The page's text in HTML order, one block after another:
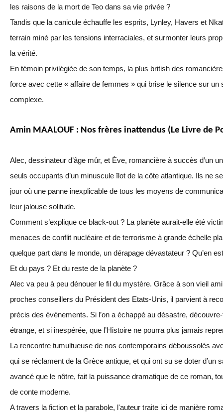
les raisons de la mort de Teo dans sa vie privée ?
Tandis que la canicule échauffe les esprits, Lynley, Havers et
terrain miné par les tensions interraciales, et surmonter leurs
la vérité.
En témoin privilégiée de son temps, la plus british des
force avec cette « affaire de femmes » qui brise le silence sur un
complexe.
Amin MAALOUF : Nos frères inattendus (Le Livre de
Alec, dessinateur d’âge mûr, et Ève, romancière à succès d’un
seuls occupants d’un minuscule îlot de la côte atlantique. Ils ne
jour où une panne inexplicable de tous les moyens de
leur jalouse solitude.
Comment s’explique ce black-out ? La planète aurait-elle été
menaces de conflit nucléaire et de terrorisme à grande échelle
quelque part dans le monde, un dérapage dévastateur ? Qu’en
Et du pays ? Et du reste de la planète ?
Alec va peu à peu dénouer le fil du mystère. Grâce à son vieil
proches conseillers du Président des Etats-Unis, il parvient à
précis des événements. Si l’on a échappé au désastre, découvre-
étrange, et si inespérée, que l’Histoire ne pourra plus jamais
La rencontre tumultueuse de nos contemporains déboussolés
qui se réclament de la Grèce antique, et qui ont su se doter d’un
avancé que le nôtre, fait la puissance dramatique de ce roman,
de conte moderne.
A travers la fiction et la parabole, l'auteur traite ici de manière